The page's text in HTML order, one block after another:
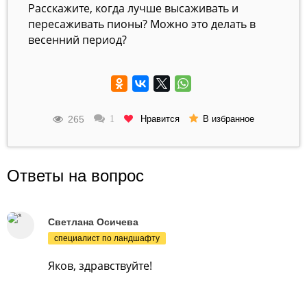
Расскажите, когда лучше высаживать и
пересаживать пионы? Можно это делать в
весенний период?
265 1 Нравится В избранное
Ответы на вопрос
Светлана Осичева
специалист по ландшафту
Яков, здравствуйте!